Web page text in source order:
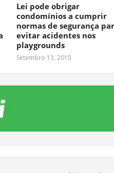
Lei pode obrigar
condomínios a cumprir
normas de segurança
evitar acidentes nos
playgrounds
Setembro 13, 2015